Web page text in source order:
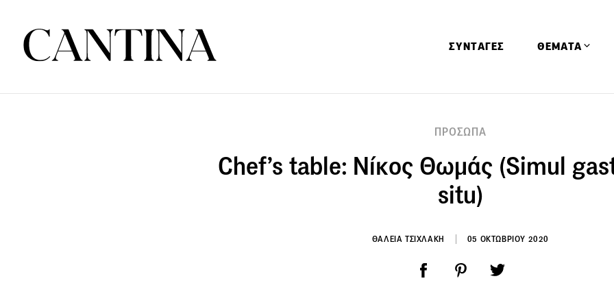
ΣΥΝΤΑΓΕΣ ΘΕΜΑΤΑ
Ειδήσεις
Έρευνες
ΠΡΟΣΩΠΑ
Chef’s table: Νίκος Θωμάς (Simul
situ)
ΘΑΛΕΙΑ ΤΣΙΧΛΑΚΗ 05 ΟΚΤΩΒΡΙΟΥ 2020